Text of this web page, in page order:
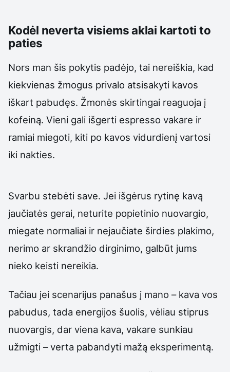
Kodėl neverta visiems aklai kartoti to
paties
Nors man šis pokytis padėjo, tai nereiškia, kad
kiekvienas žmogus privalo atsisakyti kavos
iškart pabudęs. Žmonės skirtingai reaguoja į
kofeiną. Vieni gali išgerti espresso vakare ir
ramiai miegoti, kiti po kavos vidurdienį vartosi
iki nakties.
Svarbu stebėti save. Jei išgėrus rytinę kavą
jaučiatės gerai, neturite popietinio nuovargio,
miegate normaliai ir nejaučiate širdies plakimo,
nerimo ar skrandžio dirginimo, galbūt jums
nieko keisti nereikia.
Tačiau jei scenarijus panašus į mano – kava vos
pabudus, tada energijos šuolis, vėliau stiprus
nuovargis, dar viena kava, vakare sunkiau
užmigti – verta pabandyti mažą eksperimentą.